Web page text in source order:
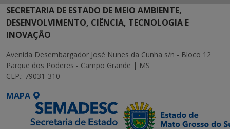
SECRETARIA DE ESTADO DE MEIO AMBIENTE,
DESENVOLVIMENTO, CIÊNCIA, TECNOLOGIA E
INOVAÇÃO
Avenida Desembargador José Nunes da Cunha s/n - Bloco 12
Parque dos Poderes - Campo Grande | MS
CEP.: 79031-310
MAPA